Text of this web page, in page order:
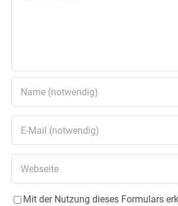
Mit der Nutzung dieses Formulars